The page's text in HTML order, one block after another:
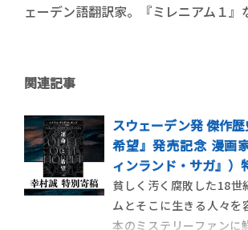
ェーデン語翻訳家。『ミレニアム１』
関連記事
スウェーデン発 傑作
希望』発売記念 漫画
ィンランド・サガ』）
貧しく汚く腐敗した18世
ムとそこに生きる人々を
本のミステリーファンに